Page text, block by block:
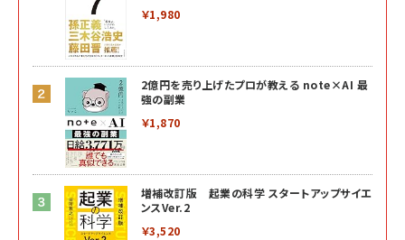
￥1,980
2億円を売り上げたプロが教える note×AI 最
強の副業
￥1,870
増補改訂版 起業の科学 スタートアップサイエ
ンスVer.2
￥3,520